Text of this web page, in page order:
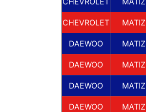
CHEVROLET MATIZ
DAEWOO MATIZ
DAEWOO MATIZ
DAEWOO MATIZ
DAEWOO MATIZ